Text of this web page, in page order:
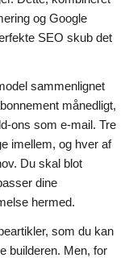
og Google
SEO skub det
sammenlignet
månedligt,
ons som e-mail. Tre
imellem, og hver af
Du skal blot
dine
hermed.
som du kan
builderen. Men, for